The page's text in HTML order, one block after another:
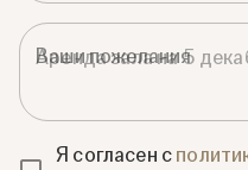
Ваши пожелания
Я согласен с